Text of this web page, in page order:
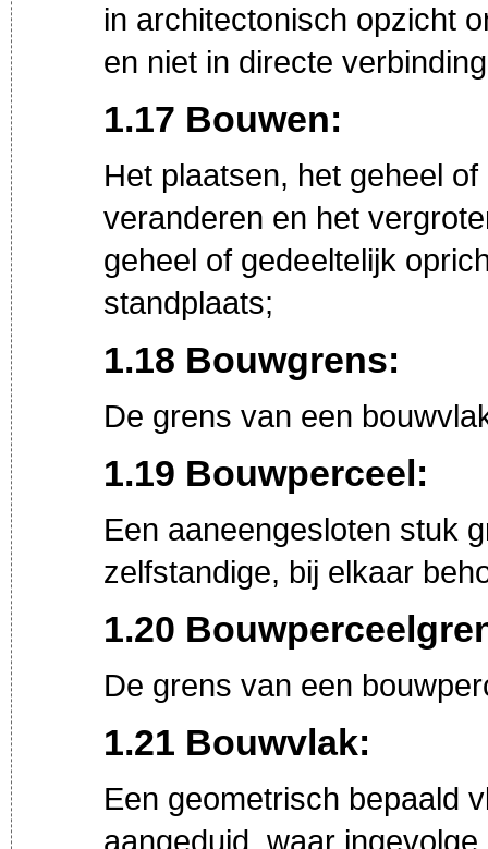
in architectonisch opzicht
en niet in directe
1.17 Bouwen:
Het plaatsen, het geheel
veranderen en het
geheel of gedeeltelijk
standplaats;
1.18 Bouwgrens:
De grens van een
1.19 Bouwperceel:
Een aaneengesloten stuk
zelfstandige, bij elkaar
1.20
De grens van een
1.21 Bouwvlak:
Een geometrisch bepaald
aangeduid, waar